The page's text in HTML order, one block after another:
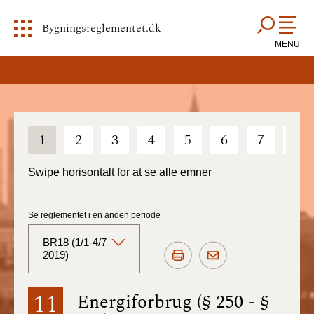
Bygningsreglementet.dk
MENU
1 2 3 4 5 6 7
Swipe horisontalt for at se alle emner
11 Energiforbrug (§ 250 - §
Se reglementet i en anden periode
BR18 (1/1-4/7
2019)
BR18 (Aktuelt)